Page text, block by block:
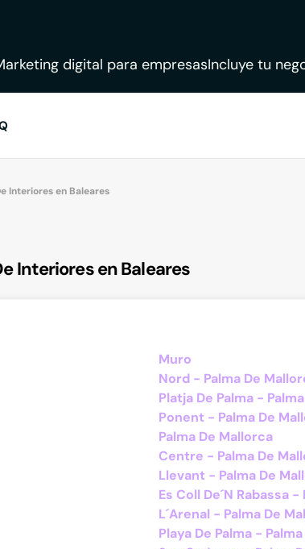
digital para empresasIncluye tu
Interiores en Baleares
Interiores en Baleares
Muro
Nord - Palma De
Platja De Palma -
Ponent - Palma De
Palma De Mallorca
Centre - Palma De
Llevant - Palma De
Es Coll De´N Rabassa
L´Arenal - Palma De
Playa De Palma -